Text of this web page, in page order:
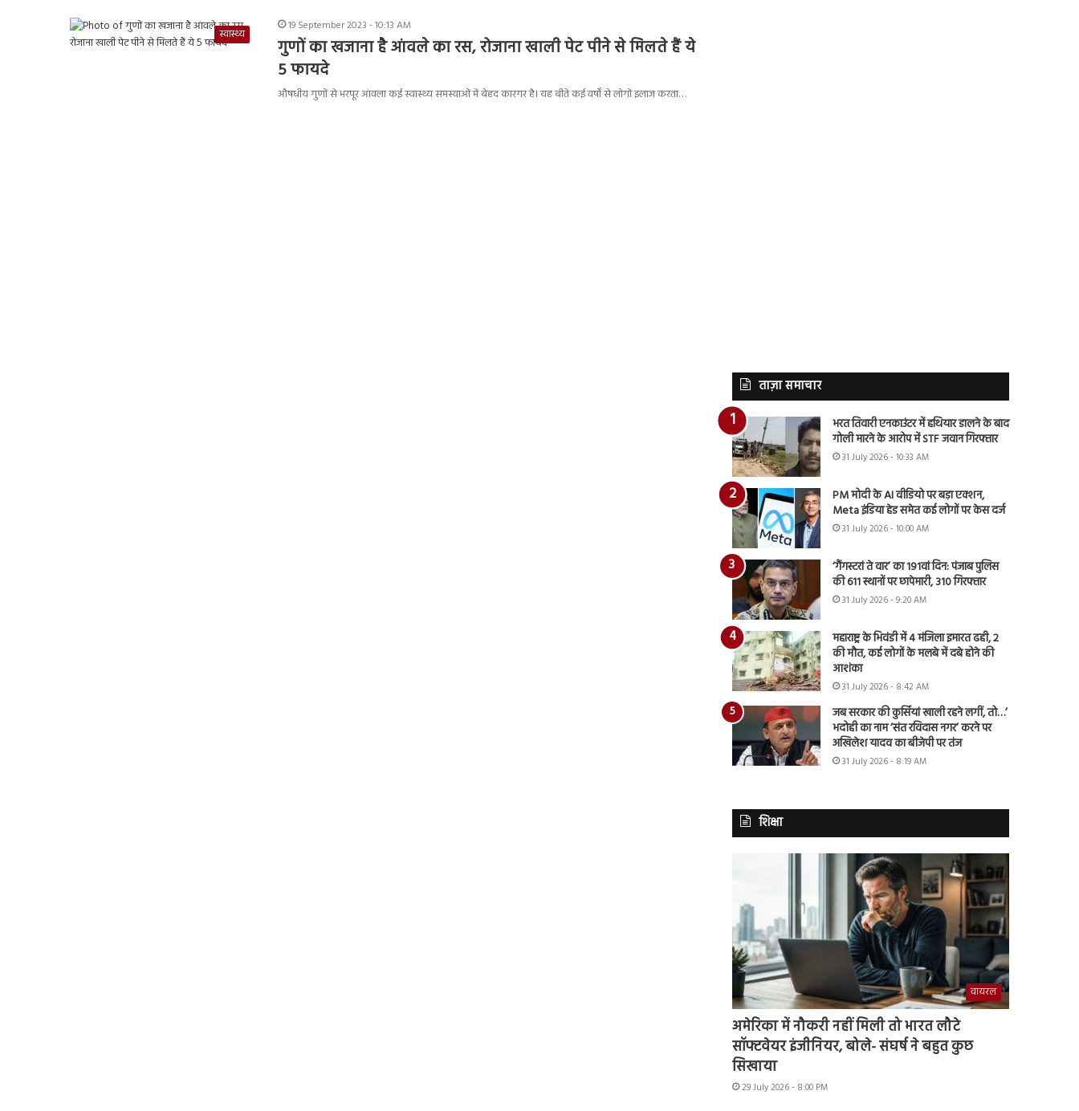
स्वास्थ्य
19 September 2023 - 10:13 AM
गुणों का खजाना है आंवले का रस, रोजाना खाली पेट पीने से मिलते हैं ये
5 फायदे
औषधीय गुणों से भरपूर आंवला कई स्वास्थ्य समस्याओं में बेहद कारगर है। यह बीते कई वर्षों से लोगों इलाज करता…
ताज़ा समाचार
भरत तिवारी एनकाउंटर में हथियार डालने के बाद
गोली मारने के आरोप में STF जवान गिरफ्तार
31 July 2026 - 10:33 AM
PM मोदी के AI वीडियो पर बड़ा एक्शन,
Meta इंडिया हेड समेत कई लोगों पर केस दर्ज
31 July 2026 - 10:00 AM
‘गैंगस्टरां ते वार’ का 191वां दिन: पंजाब पुलिस
की 611 स्थानों पर छापेमारी, 310 गिरफ्तार
31 July 2026 - 9:20 AM
महाराष्ट्र के भिवंडी में 4 मंजिला इमारत ढही, 2
की मौत, कई लोगों के मलबे में दबे होने की
आशंका
31 July 2026 - 8:42 AM
जब सरकार की कुर्सियां खाली रहने लगीं, तो…’
भदोही का नाम ‘संत रविदास नगर’ करने पर
अखिलेश यादव का बीजेपी पर तंज
31 July 2026 - 8:19 AM
शिक्षा
वायरल
अमेरिका में नौकरी नहीं मिली तो भारत लौटे
सॉफ्टवेयर इंजीनियर, बोले- संघर्ष ने बहुत कुछ
सिखाया
29 July 2026 - 8:00 PM